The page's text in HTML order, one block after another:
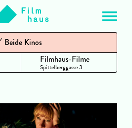
Beide Kinos
Filmhaus-Filme
Spittelberggasse 3